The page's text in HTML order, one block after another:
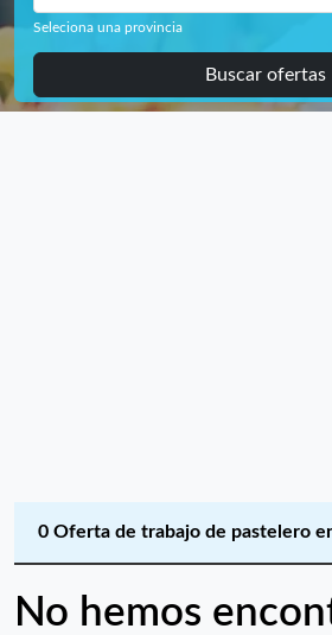
Seleciona una provincia
Buscar ofertas
0 Oferta de trabajo de pastelero
No hemos